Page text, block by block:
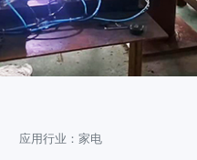
应用行业：家电